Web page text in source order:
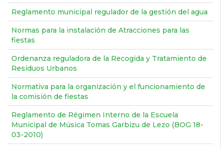
Reglamento municipal regulador de la gestión del agua
Normas para la instalación de Atracciones para las
fiestas
Ordenanza reguladora de la Recogida y Tratamiento de
Residuos Urbanos
Normativa para la organización y el funcionamiento de
la comisión de fiestas
Reglamento de Régimen Interno de la Escuela
Municipal de Música Tomas Garbizu de Lezo (BOG 18-
03-2010)